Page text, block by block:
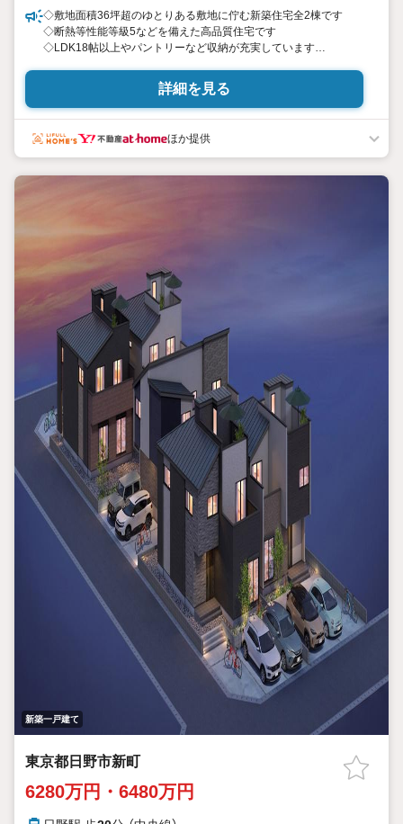
◇敷地面積36坪超のゆとりある敷地に佇む新築住宅全2棟です
◇断熱等性能等級5などを備えた高品質住宅です
◇LDK18帖以上やパントリーなど収納が充実しています
※バザール会場には、ベビーベッドや
キッズスペースをご用意しております。
資料請求、住宅ローンのご相談などお気軽にお問合せください！
スタッフ25名でお客様がご覧になったことのない情報を多数ご用
意しております。
ご案内時に他物件もご紹介可能です。 担当営業へご希望をお伝え
■ご案内方法
ご自宅へお迎え・最寄り駅等でお待ち合わせ、弊社へのご来社な
ど、ご相談ください。
ご希望があれば周辺環境、お客様の希望に合わせた物件などもご
案内をいたします。
お住まい探しは朝日土地建物（株）八王子店 営業2課にお任せくだ
詳細を見る
ほか提供
新築一戸建て
東京都日野市新町
6280万円・6480万円